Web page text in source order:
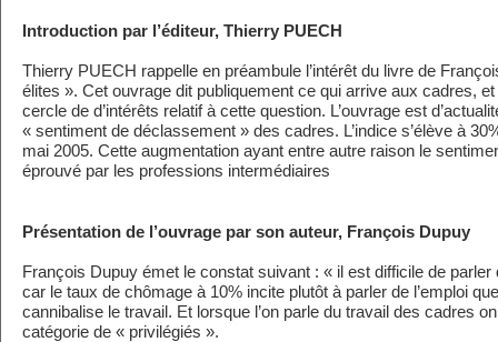
Introduction par l’éditeur, Thierry PUECH
Thierry PUECH rappelle en préambule l’intérêt du livre de
élites ». Cet ouvrage dit publiquement ce qui arrive aux cadres,
cercle de d’intérêts relatif à cette question. L’ouvrage est
« sentiment de déclassement » des cadres. L’indice s’élève à
mai 2005. Cette augmentation ayant entre autre raison le
éprouvé par les professions intermédiaires
Présentation de l’ouvrage par son auteur, François Dupuy
François Dupuy émet le constat suivant : « il est difficile de
car le taux de chômage à 10% incite plutôt à parler de l’emploi
cannibalise le travail. Et lorsque l’on parle du travail des cadres
catégorie de « privilégiés ».